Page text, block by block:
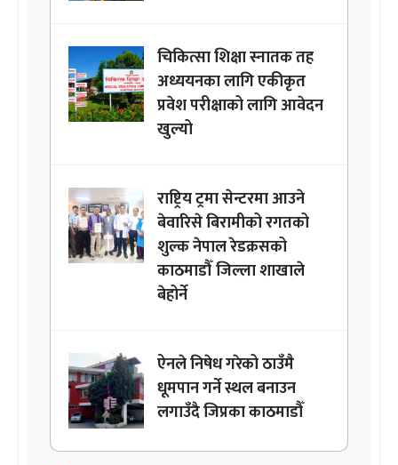
चिकित्सा शिक्षा स्नातक तह
अध्ययनका लागि एकीकृत
प्रवेश परीक्षाको लागि आवेदन
खुल्यो
राष्ट्रिय ट्रमा सेन्टरमा आउने
बेवारिसे बिरामीको रगतको
शुल्क नेपाल रेडक्रसको
काठमाडौँ जिल्ला शाखाले
बेहोर्ने
ऐनले निषेध गरेको ठाउँमै
धूमपान गर्ने स्थल बनाउन
लगाउँदै जिप्रका काठमाडौँ